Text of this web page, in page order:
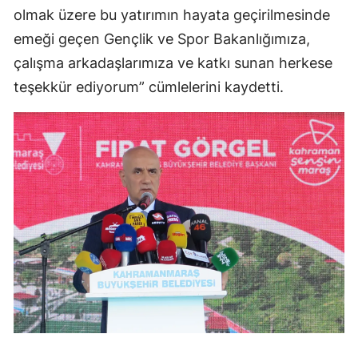
olmak üzere bu yatırımın hayata geçirilmesinde
emeği geçen Gençlik ve Spor Bakanlığımıza,
çalışma arkadaşlarımıza ve katkı sunan herkese
teşekkür ediyorum” cümlelerini kaydetti.